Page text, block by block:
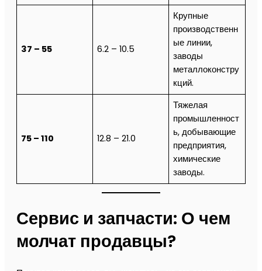
37 – 55 6.2 – 10.5
Крупные
производственн
ые линии,
заводы
металлоконстру
кций.
75 – 110 12.8 – 21.0
Тяжелая
промышленност
ь, добывающие
предприятия,
химические
заводы.
Сервис и запчасти: О чем
молчат продавцы?